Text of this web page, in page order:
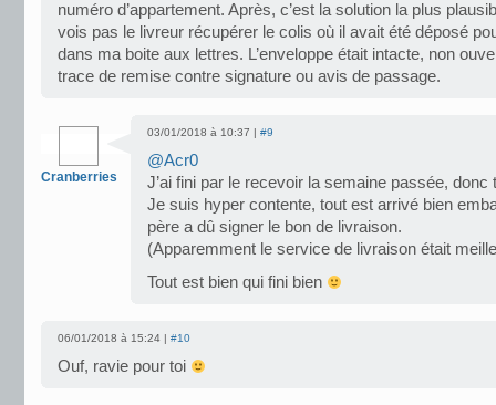
numéro d’appartement. Après, c’est la solution la plus
vois pas le livreur récupérer le colis où il avait été déposé
dans ma boite aux lettres. L’enveloppe était intacte, non
trace de remise contre signature ou avis de passage.
Cranberries
03/01/2018 à 10:37 | #9
@Acr0
J’ai fini par le recevoir la semaine passée,
Je suis hyper contente, tout est arrivé bien
père a dû signer le bon de livraison.
(Apparemment le service de livraison était
Tout est bien qui fini bien
06/01/2018 à 15:24 | #10
Ouf, ravie pour toi